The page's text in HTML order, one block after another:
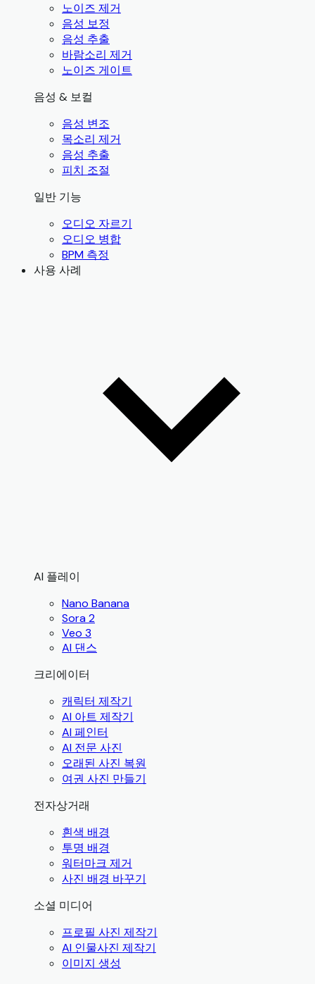
노이즈 제거
음성 보정
음성 추출
바람소리 제거
노이즈 게이트
음성 & 보컬
음성 변조
목소리 제거
음성 추출
피치 조절
일반 기능
오디오 자르기
오디오 병합
BPM 측정
사용 사례
AI 플레이
Nano Banana
Sora 2
Veo 3
AI 댄스
크리에이터
캐릭터 제작기
AI 아트 제작기
AI 페인터
AI 전문 사진
오래된 사진 복원
여권 사진 만들기
전자상거래
흰색 배경
투명 배경
워터마크 제거
사진 배경 바꾸기
소셜 미디어
프로필 사진 제작기
AI 인물사진 제작기
이미지 생성